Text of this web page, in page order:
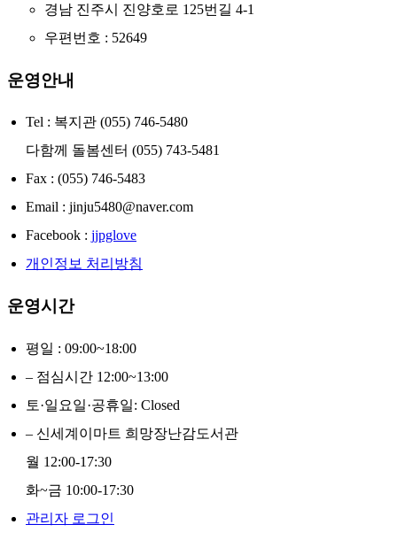
경남 진주시 진양호로 125번길 4-1
우편번호 : 52649
운영안내
Tel : 복지관 (055) 746-5480
다함께 돌봄센터 (055) 743-5481
Fax : (055) 746-5483
Email : jinju5480@naver.com
Facebook : jjpglove
개인정보 처리방침
운영시간
평일 : 09:00~18:00
– 점심시간 12:00~13:00
토·일요일·공휴일: Closed
– 신세계이마트 희망장난감도서관
월 12:00-17:30
화~금 10:00-17:30
관리자 로그인